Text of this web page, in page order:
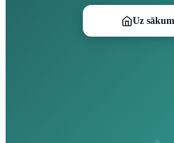
Uz